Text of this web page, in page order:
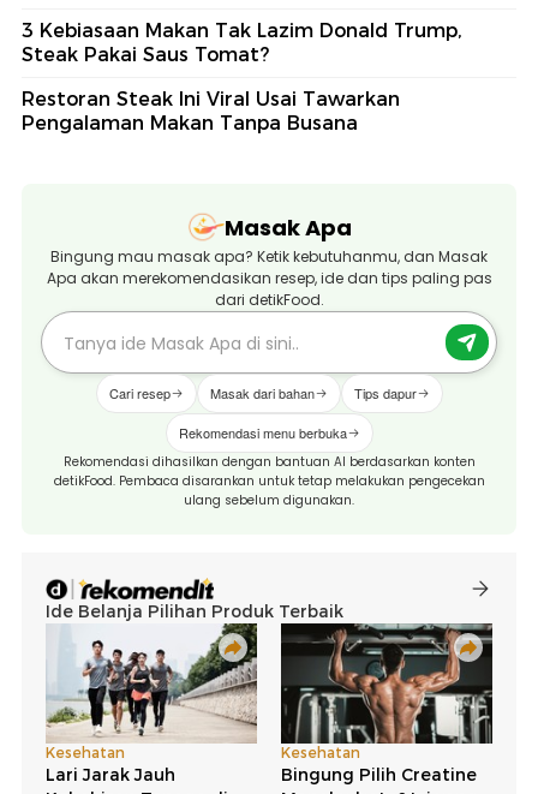
3 Kebiasaan Makan Tak Lazim Donald Trump,
Steak Pakai Saus Tomat?
Restoran Steak Ini Viral Usai Tawarkan
Pengalaman Makan Tanpa Busana
Masak Apa
Bingung mau masak apa? Ketik kebutuhanmu, dan Masak
Apa akan merekomendasikan resep, ide dan tips paling pas
dari detikFood.
Cari resep Masak dari bahan Tips dapur
Rekomendasi menu berbuka
Rekomendasi dihasilkan dengan bantuan AI berdasarkan konten
detikFood. Pembaca disarankan untuk tetap melakukan pengecekan
ulang sebelum digunakan.